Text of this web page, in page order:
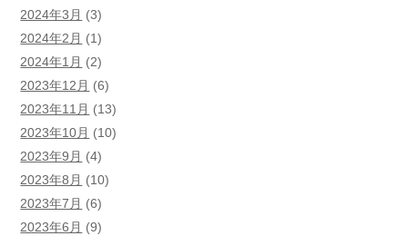
2024年3月 (3)
2024年2月 (1)
2024年1月 (2)
2023年12月 (6)
2023年11月 (13)
2023年10月 (10)
2023年9月 (4)
2023年8月 (10)
2023年7月 (6)
2023年6月 (9)